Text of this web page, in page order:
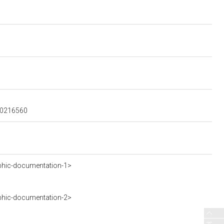
documentation-1>
documentation-2>